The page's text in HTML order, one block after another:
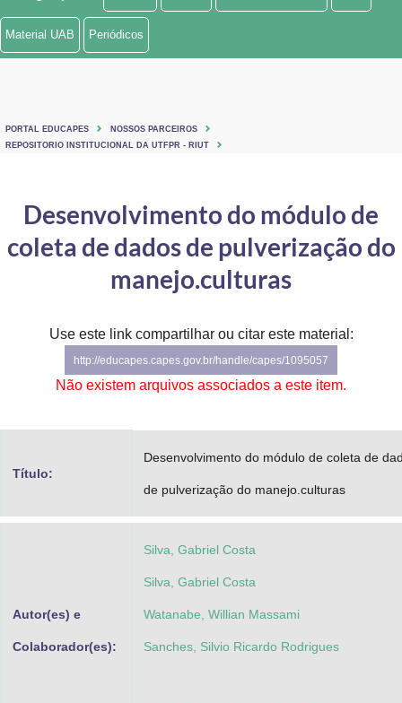
Ministério de Minas e Energia
Ministério do Turismo
Controladoria-Geral da União
Ministério da Mulher, da Família e dos Direitos Humanos
Secretaria de Governo
Gabinete de Segurança Institucional
Material UAB Periódicos
PORTAL EDUCAPES
NOSSOS PARCEIROS
REPOSITORIO INSTITUCIONAL DA UTFPR - RIUT
Desenvolvimento do módulo de
coleta de dados de pulverização do
manejo.culturas
Use este link compartilhar ou citar este material:
http://educapes.capes.gov.br/handle/capes/1095057
Não existem arquivos associados a este item.
Título:
Desenvolvimento do módulo de coleta de
de pulverização do manejo.culturas
Autor(es) e
Colaborador(es):
Silva, Gabriel Costa
Silva, Gabriel Costa
Watanabe, Willian Massami
Sanches, Silvio Ricardo Rodrigues